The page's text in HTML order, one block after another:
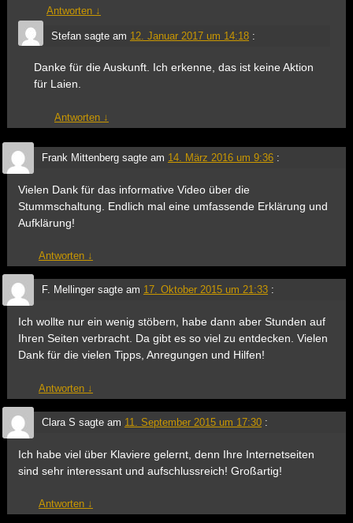
Antworten ↓
Stefansagte am 12. Januar 2017 um 14:18 :
Danke für die Auskunft. Ich erkenne, das ist keine Aktion
für Laien.
Antworten ↓
Frank Mittenbergsagte am 14. März 2016 um 9:36 :
Vielen Dank für das informative Video über die
Stummschaltung. Endlich mal eine umfassende Erklärung und
Aufklärung!
Antworten ↓
F. Mellingersagte am 17. Oktober 2015 um 21:33 :
Ich wollte nur ein wenig stöbern, habe dann aber Stunden auf
Ihren Seiten verbracht. Da gibt es so viel zu entdecken. Vielen
Dank für die vielen Tipps, Anregungen und Hilfen!
Antworten ↓
Clara S sagte am 11. September 2015 um 17:30 :
Ich habe viel über Klaviere gelernt, denn Ihre Internetseiten
sind sehr interessant und aufschlussreich! Großartig!
Antworten ↓